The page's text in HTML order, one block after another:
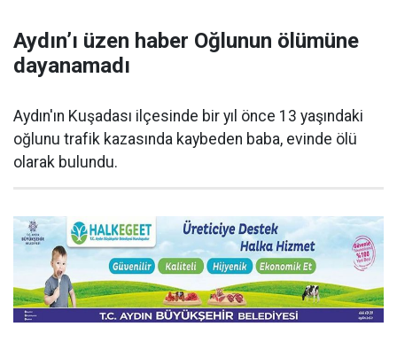
Aydın’ı üzen haber Oğlunun ölümüne
dayanamadı
Aydın'ın Kuşadası ilçesinde bir yıl önce 13 yaşındaki
oğlunu trafik kazasında kaybeden baba, evinde ölü
olarak bulundu.